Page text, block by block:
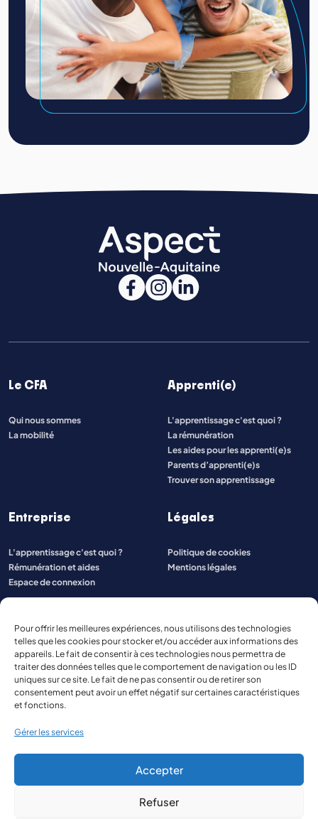
Pour offrir les meilleures expériences, nous utilisons des technologies
telles que les cookies pour stocker et/ou accéder aux informations des
appareils. Le fait de consentir à ces technologies nous permettra de
traiter des données telles que le comportement de navigation ou les ID
uniques sur ce site. Le fait de ne pas consentir ou de retirer son
consentement peut avoir un effet négatif sur certaines caractéristiques
et fonctions.
Gérer les services
Accepter
Refuser
Le CFA
Qui nous sommes
La mobilité
Apprenti(e)
L'apprentissage c'est quoi ?
La rémunération
Les aides pour les apprenti(e)s
Parents d’apprenti(e)s
Trouver son apprentissage
Entreprise
L'apprentissage c'est quoi ?
Rémunération et aides
Espace de connexion
Légales
Politique de cookies
Mentions légales